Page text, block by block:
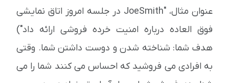
عنوان مثال، "JoeSmith در جلسه امروز اتاق نمایشی
فوق العاده درباره امنیت خرده فروشی ارائه داد")
هدف شما: شناخته شدن و دوست داشتن شما. وقتی
به افرادی می فروشید که احساس می کنند شما را می